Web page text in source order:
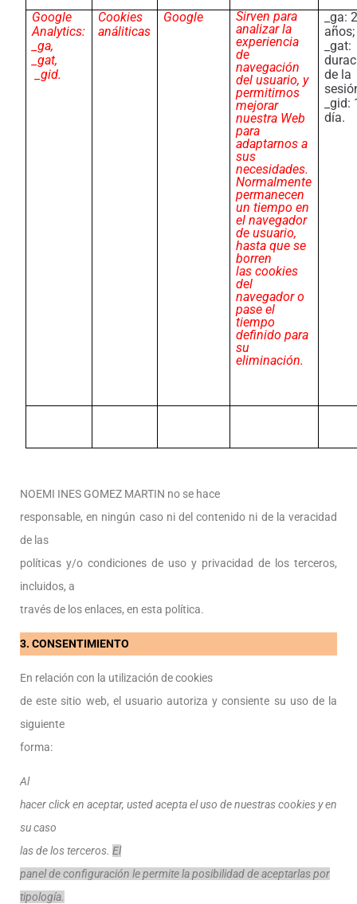
Google
Analytics:
_ga,
_gat,
_gid.
Cookies
análiticas
Google
Sirven para
analizar la
experiencia
de
navegación
del usuario, y
permitirnos
mejorar
nuestra Web
para
adaptarnos a
sus
necesidades.
Normalmente
permanecen
un tiempo en
el navegador
de usuario,
hasta que se
borren
las cookies
del
navegador o
pase el
tiempo
definido para
su
eliminación.
_ga:
años;
_gat:
de la
_gid:
día.
NOEMI INES GOMEZ MARTIN no se hace
responsable, en ningún caso ni del contenido ni de la veracidad
de las
políticas y/o condiciones de uso y privacidad de los terceros,
incluidos, a
través de los enlaces, en esta política.
3. CONSENTIMIENTO
En relación con la utilización de cookies
de este sitio web, el usuario autoriza y consiente su uso de la
siguiente
forma:
Al
hacer click en aceptar, usted acepta el uso de nuestras cookies y en
su caso
las de los terceros. El
panel de configuración le permite la posibilidad de aceptarlas por
tipología.